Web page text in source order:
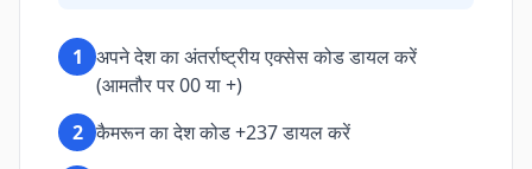
1 अपने देश का अंतर्राष्ट्रीय एक्सेस कोड डायल करें
(आमतौर पर 00 या +)
2 कैमरून का देश कोड +237 डायल करें